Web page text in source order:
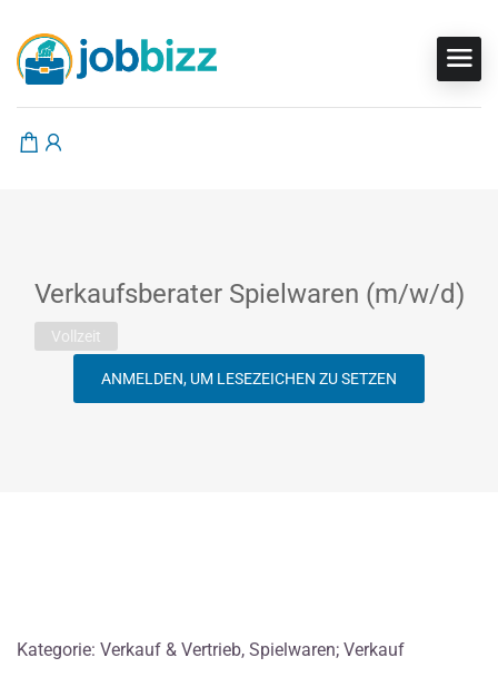
Verkaufsberater Spielwaren (m/w/d)
Vollzeit
ANMELDEN, UM LESEZEICHEN ZU SETZEN
Kategorie: Verkauf & Vertrieb, Spielwaren; Verkauf